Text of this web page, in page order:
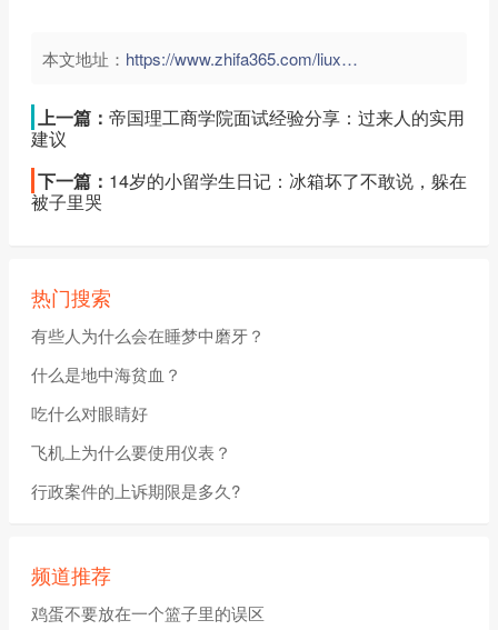
本文地址： https://www.zhifa365.com/liuxue/CsN2LdDtbPg4KYvy">
上一篇： 帝国理工商学院面试经验分享：过来人的实用
建议
下一篇： 14岁的小留学生日记：冰箱坏了不敢说，躲在
被子里哭
热门搜索
有些人为什么会在睡梦中磨牙？
什么是地中海贫血？
吃什么对眼睛好
飞机上为什么要使用仪表？
行政案件的上诉期限是多久?
频道推荐
鸡蛋不要放在一个篮子里的误区